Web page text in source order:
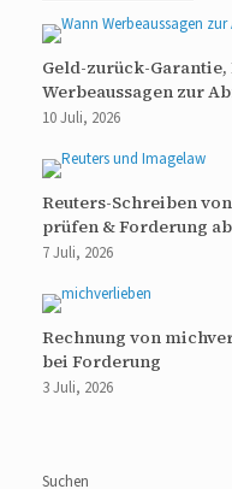
Geld-zurück-Garantie,
Werbeaussagen zur
10 Juli, 2026
Reuters-Schreiben
prüfen & Forderung
7 Juli, 2026
Rechnung von
bei Forderung
3 Juli, 2026
Suchen